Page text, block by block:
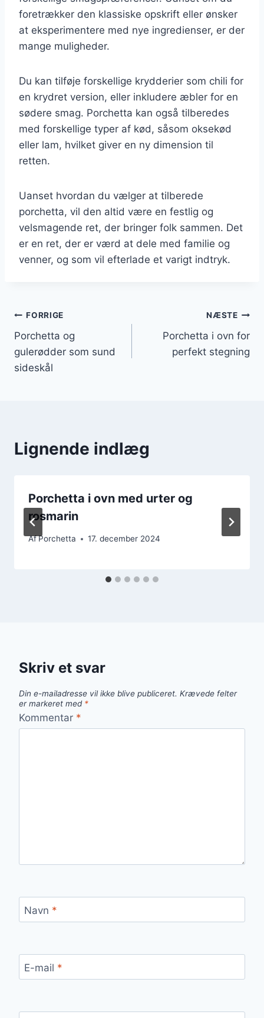
foretrækker den klassiske opskrift eller ønsker
at eksperimentere med nye ingredienser, er der
mange muligheder.
Du kan tilføje forskellige krydderier som chili for
en krydret version, eller inkludere æbler for en
sødere smag. Porchetta kan også tilberedes
med forskellige typer af kød, såsom oksekød
eller lam, hvilket giver en ny dimension til
retten.
Uanset hvordan du vælger at tilberede
porchetta, vil den altid være en festlig og
velsmagende ret, der bringer folk sammen. Det
er en ret, der er værd at dele med familie og
venner, og som vil efterlade et varigt indtryk.
Indlægsnavigation
FORRIGE
Porchetta og
gulerødder som sund
sideskål
NÆSTE
Porchetta i ovn for
perfekt stegning
Lignende indlæg
Porchetta i ovn med urter og
rosmarin
AfPorchetta 17. december 2024
Skriv et svar
Din e-mailadresse vil ikke blive publiceret. Krævede felter
er markeret med *
Kommentar *
Navn *
E-mail *